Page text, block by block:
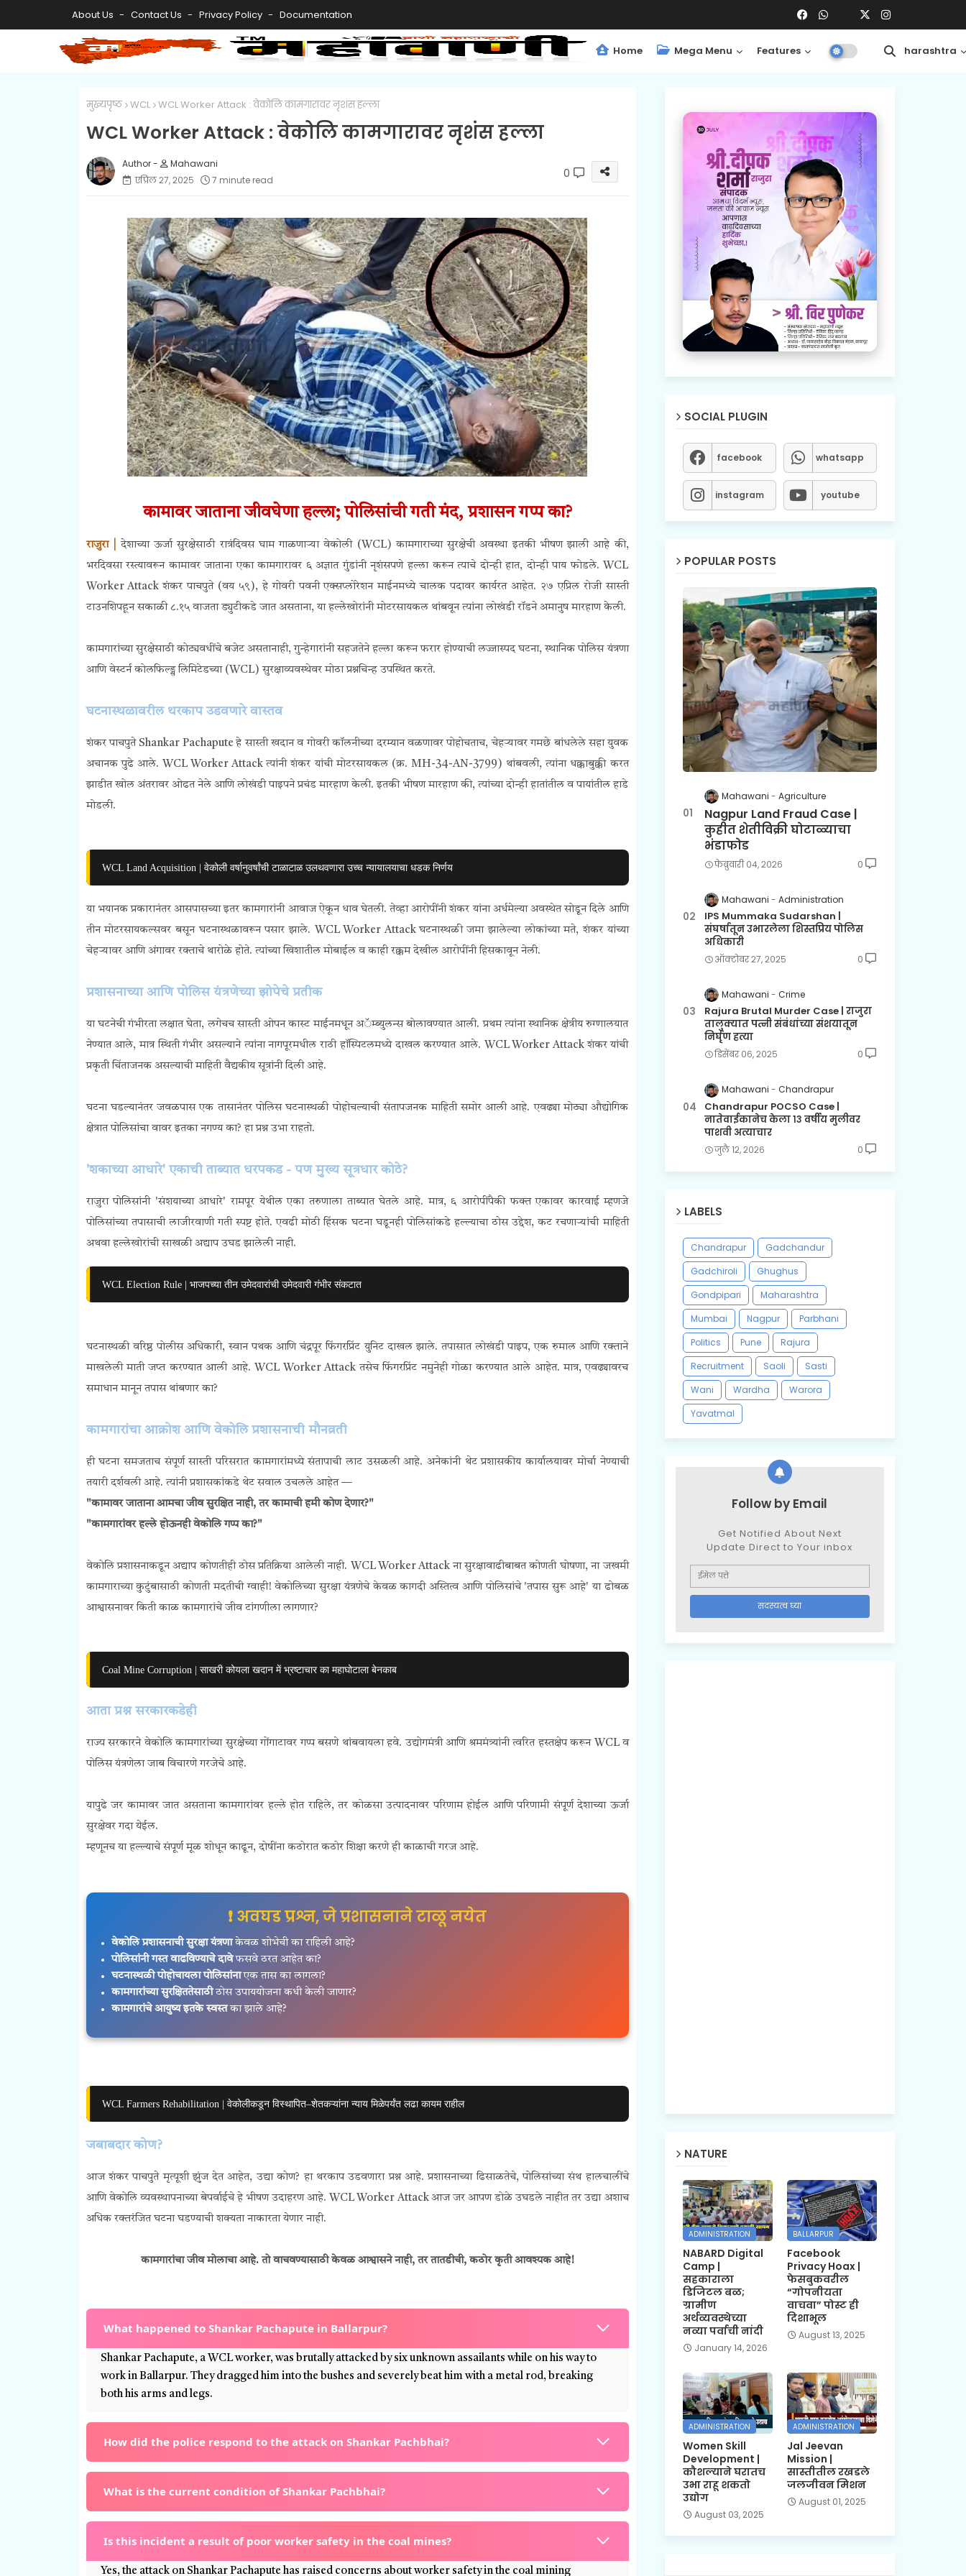
About Us Contact Us Privacy Policy Documentation
Home Mega Menu Features Central Maharashtra
मुख्यपृष्ठ WCL WCL Worker Attack : वेकोलि कामगारावर नृशंस हल्ला
WCL Worker Attack : वेकोलि कामगारावर नृशंस हल्ला
Mahawani
एप्रिल २७, २०२५
7 minute read 0
कामावर जाताना जीवघेणा हल्ला; पोलिसांची गती मंद, प्रशासन गप्प का?
राजुरा |
देशाच्या ऊर्जा सुरक्षेसाठी रात्रंदिवस घाम गाळणाऱ्या वेकोली (WCL) कामगाराच्या सुरक्षेची अवस्था इतकी भीषण झाली आहे की,
भरदिवसा रस्त्यावरून कामावर जाताना एका कामगारावर ६ अज्ञात गुंडांनी नृशंसपणे हल्ला करून त्याचे दोन्ही हात, दोन्ही पाय फोडले. WCL
Worker Attack शंकर पाचपुते (वय ५९), हे गोवरी पवनी एक्सप्लोरेशन माईनमध्ये चालक पदावर कार्यरत आहेत. २७ एप्रिल रोजीसास्ती
टाउनशिपहून सकाळी ८.१५ वाजता ड्युटीकडे जात असताना, या हल्लेखोरांनी मोटरसायकल थांबवून त्यांना लोखंडी रॉडने अमानुष मारहाण केली.
कामगारांच्या सुरक्षेसाठी कोट्यवधींचे बजेट असतानाही, गुन्हेगारांनी सहजतेने हल्ला करून फरार होण्याची लज्जास्पद घटना, स्थानिक पोलिस यंत्रणा
आणि वेस्टर्न कोलफिल्ड्स लिमिटेडच्या (WCL) सुरक्षाव्यवस्थेवर मोठा प्रश्नचिन्ह उपस्थित करते.
घटनास्थळावरील थरकाप उडवणारे वास्तव
शंकर पाचपुते Shankar Pachapute हे सास्ती खदान व गोवरी कॉलनीच्या दरम्यान वळणावर पोहोचताच, चेहऱ्यावर गमछे बांधलेले सहा युवक
अचानक पुढे आले. WCL Worker Attack त्यांनी शंकर यांची मोटरसायकल (क्र. MH-34-AN-3799) थांबवली, त्यांना धक्काबुक्की करत
झाडीत खोल अंतरावर ओढत नेले आणि लोखंडी पाइपने प्रचंड मारहाण केली. इतकी भीषण मारहाण की, त्यांच्या दोन्ही हातांतील व पायांतील हाडे
मोडली.
WCL Land Acquisition | वेकोली वर्षानुवर्षांची टाळाटाळ उलथवणारा उच्च न्यायालयाचा धडक निर्णय
या भयानक प्रकारानंतर आसपासच्या इतर कामगारांनी आवाज ऐकून धाव घेतली. तेव्हा आरोपींनी शंकर यांना अर्धमेल्या अवस्थेत सोडून दिले आणि
तीन मोटरसायकल्सवर बसून घटनास्थळावरून पसार झाले. WCL Worker Attack घटनास्थळी जमा झालेल्या लोकांच्या मते, शंकर यांच्या
चेहऱ्यावर आणि अंगावर रक्ताचे थारोळे होते. त्यांच्या खिशातील मोबाईल व काही रक्कम देखील आरोपींनी हिसकावून नेली.
प्रशासनाच्या आणि पोलिस यंत्रणेच्या झोपेचे प्रतीक
या घटनेची गंभीरता लक्षात घेता, लगेचच सास्ती ओपन कास्ट माईनमधून अॅम्ब्युलन्स बोलावण्यात आली. प्रथम त्यांना स्थानिक क्षेत्रीय रुग्णालयात
नेण्यात आले, मात्र स्थिती गंभीर असल्याने त्यांना नागपूरमधील राठी हॉस्पिटलमध्ये दाखल करण्यात आले. WCL Worker Attack शंकर यांची
प्रकृती चिंताजनक असल्याची माहिती वैद्यकीय सूत्रांनी दिली आहे.
घटना घडल्यानंतर जवळपास एक तासानंतर पोलिस घटनास्थळी पोहोचल्याची संतापजनक माहिती समोर आली आहे. एवढ्या मोठ्या औद्योगिक
क्षेत्रात पोलिसांचा वावर इतका नगण्य का? हा प्रश्न उभा राहतो.
'शकाच्या आधारे' एकाची ताब्यात धरपकड - पण मुख्य सूत्रधार कोठे?
राजुरा पोलिसांनी 'संशयाच्या आधारे' रामपूर येथील एका तरुणाला ताब्यात घेतले आहे. मात्र, ६ आरोपींपैकी फक्त एकावर कारवाई म्हणजे
पोलिसांच्या तपासाची लाजीरवाणी गती स्पष्ट होते. एवढी मोठी हिंसक घटना घडूनही पोलिसांकडे हल्ल्याचा ठोस उद्देश, कट रचणाऱ्यांची माहिती
अथवा हल्लेखोरांची साखळी अद्याप उघड झालेली नाही.
WCL Election Rule | भाजपच्या तीन उमेदवारांची उमेदवारी गंभीर संकटात
घटनास्थळी वरिष्ठ पोलीस अधिकारी, स्वान पथक आणि चंद्रपूर फिंगरप्रिंट युनिट दाखल झाले. तपासात लोखंडी पाइप, एक रुमाल आणि रक्ताने
माखलेली माती जप्त करण्यात आली आहे. WCL Worker Attack तसेच फिंगरप्रिंट नमुनेही गोळा करण्यात आले आहेत. मात्र, एवढ्यावरच
समाधान मानून तपास थांबणार का?
कामगारांचा आक्रोश आणि वेकोलि प्रशासनाची मौनव्रती
ही घटना समजताच संपूर्ण सास्ती परिसरात कामगारांमध्ये संतापाची लाट उसळली आहे. अनेकांनी थेट प्रशासकीय कार्यालयावर मोर्चा नेण्याची
तयारी दर्शवली आहे. त्यांनी प्रशासकांकडे थेट सवाल उचलले आहेत —
"कामावर जाताना आमचा जीव सुरक्षित नाही, तर कामाची हमी कोण देणार?"
"कामगारांवर हल्ले होऊनही वेकोलि गप्प का?"
वेकोलि प्रशासनाकडून अद्याप कोणतीही ठोस प्रतिक्रिया आलेली नाही. WCL Worker Attack ना सुरक्षावाढीबाबत कोणती घोषणा, ना जखमी
कामगाराच्या कुटुंबासाठी कोणती मदतीची ग्वाही! वेकोलिच्या सुरक्षा यंत्रणेचे केवळ कागदी अस्तित्व आणि पोलिसांचे 'तपास सुरू आहे' या ढोबळ
आश्वासनावर किती काळ कामगारांचे जीव टांगणीला लागणार?
Coal Mine Corruption | साखरी कोयला खदान में भ्रष्टाचार का महाघोटाला बेनकाब
आता प्रश्न सरकारकडेही
राज्य सरकारने वेकोलि कामगारांच्या सुरक्षेच्या गोंगाटावर गप्प बसणे थांबवायला हवे. उद्योगमंत्री आणि श्रममंत्र्यांनी त्वरित हस्तक्षेप करून WCL व
पोलिस यंत्रणेला जाब विचारणे गरजेचे आहे.
यापुढे जर कामावर जात असताना कामगारांवर हल्ले होत राहिले, तर कोळसा उत्पादनावर परिणाम होईल आणि परिणामी संपूर्ण देशाच्या ऊर्जा
सुरक्षेवर गदा येईल.
म्हणूनच या हल्ल्याचे संपूर्ण मूळ शोधून काढून, दोषींना कठोरात कठोर शिक्षा करणे ही काळाची गरज आहे.
❗ अवघड प्रश्न, जे प्रशासनाने टाळू नयेत
वेकोलि प्रशासनाची सुरक्षा यंत्रणाकेवळ शोभेची का राहिली आहे?
पोलिसांनी गस्त वाढविण्याचे दावेफसवे ठरत आहेत का?
घटनास्थळी पोहोचायला पोलिसांनाएक तास का लागला?
कामगारांच्या सुरक्षिततेसाठीठोस उपाययोजना कधी केली जाणार?
कामगारांचे आयुष्य इतके स्वस्तका झाले आहे?
WCL Farmers Rehabilitation | वेकोलीकडून विस्थापित–शेतकऱ्यांना न्याय मिळेपर्यंत लढा कायम राहील
जबाबदार कोण?
आज शंकर पाचपुते मृत्यूशी झुंज देत आहेत, उद्या कोण? हा थरकाप उडवणारा प्रश्न आहे. प्रशासनाच्या ढिसाळतेचे, पोलिसांच्या संथ हालचालींचे
आणि वेकोलि व्यवस्थापनाच्या बेपर्वाईचे हे भीषण उदाहरण आहे. WCL Worker Attack आज जर आपण डोळे उघडले नाहीत तर उद्या अशाच
अधिक रक्तरंजित घटना घडण्याची शक्यता नाकारता येणार नाही.
कामगारांचा जीव मोलाचा आहे. तो वाचवण्यासाठी केवळ आश्वासने नाही, तर तातडीची, कठोर कृती आवश्यक आहे!
What happened to Shankar Pachapute in Ballarpur?
Shankar Pachapute, a WCL worker, was brutally attacked by six unknown assailants while on his way to
work in Ballarpur. They dragged him into the bushes and severely beat him with a metal rod, breaking
both his arms and legs.
How did the police respond to the attack on Shankar Pachbhai?
What is the current condition of Shankar Pachbhai?
Is this incident a result of poor worker safety in the coal mines?
Yes, the attack on Shankar Pachapute has raised concerns about worker safety in the coal mining
SOCIAL PLUGIN
facebook whatsapp
instagram youtube
POPULAR POSTS
Mahawani Agriculture
Nagpur Land Fraud Case |
कुहीत शेतीविक्री घोटाळ्याचा
भंडाफोड
फेब्रुवारी ०४, २०२६ 0
Mahawani Administration
IPS Mummaka Sudarshan |
संघर्षातून उभारलेला शिस्तप्रिय पोलिस
अधिकारी
ऑक्टोबर २७, २०२५ 0
Mahawani Crime
Rajura Brutal Murder Case | राजुरा
तालुक्यात पत्नी संबंधांच्या संशयातून
निर्घृण हत्या
डिसेंबर ०६, २०२५ 0
Mahawani Chandrapur
Chandrapur POCSO Case |
नातेवाईकानेच केला १३ वर्षीय मुलीवर
पाशवी अत्याचार
जुलै १२, २०२६ 0
LABELS
Chandrapur
Gadchandur
Gadchiroli
Ghughus
Gondpipari
Maharashtra
Mumbai
Nagpur
Parbhani
Politics
Pune
Rajura
Recruitment
Saoli
Sasti
Wani
Wardha
Warora
Yavatmal
Follow by Email
Get Notified About Next
Update Direct to Your inbox
NATURE
ADMINISTRATION
NABARD Digital
Camp |
सहकाराला
डिजिटल बळ;
ग्रामीण
अर्थव्यवस्थेच्या
नव्या पर्वाची नांदी
January 14, 2026
BALLARPUR
Facebook
Privacy Hoax |
फेसबुकवरील
“गोपनीयता
वाचवा” पोस्ट ही
दिशाभूल
August 13, 2025
ADMINISTRATION
Women Skill
Development |
कौशल्याने घरातच
उभा राहू शकतो
उद्योग
August 03, 2025
ADMINISTRATION
Jal Jeevan
Mission |
सास्तीतील रखडले
जलजीवन मिशन
August 01, 2025